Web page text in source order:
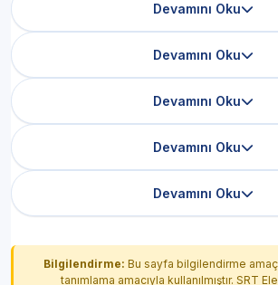
Devamını Oku
Devamını Oku
Devamını Oku
Devamını Oku
Devamını Oku
Bilgilendirme: Bu sayfa bilgilendirme
tanımlama amacıyla kullanılmıştır. SRT